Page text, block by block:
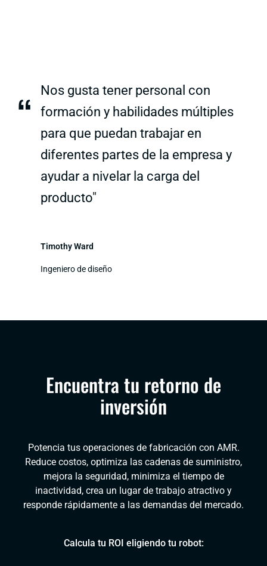
“
Nos gusta tener personal con
formación y habilidades múltiples
para que puedan trabajar en
diferentes partes de la empresa y
ayudar a nivelar la carga del
producto"
Timothy Ward
Ingeniero de diseño
Encuentra tu retorno de
inversión
Potencia tus operaciones de fabricación con AMR.
Reduce costos, optimiza las cadenas de suministro,
mejora la seguridad, minimiza el tiempo de
inactividad, crea un lugar de trabajo atractivo y
responde rápidamente a las demandas del mercado.
Calcula tu ROI eligiendo tu robot: